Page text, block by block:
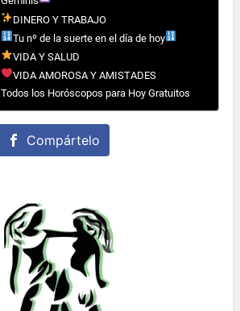
DINERO Y TRABAJO
Tu nº de la suerte en el día de hoy
VIDA Y SALUD
VIDA AMOROSA Y AMISTADES
Todos los Horóscopos para Hoy Gratuitos
Compártelo